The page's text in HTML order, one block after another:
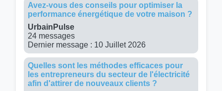
Avez-vous des conseils pour optimiser la
performance énergétique de votre maison ?
UrbainPulse
24 messages
Dernier message : 10 Juillet 2026
Quelles sont les méthodes efficaces pour
les entrepreneurs du secteur de l'électricité
afin d'attirer de nouveaux clients ?